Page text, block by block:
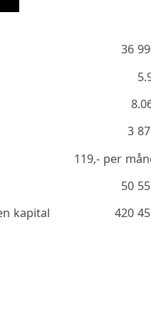
36
3
119,- per
50
kapital
420